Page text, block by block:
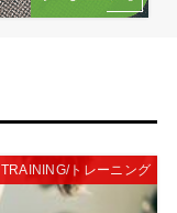
TRAINING/トレーニング